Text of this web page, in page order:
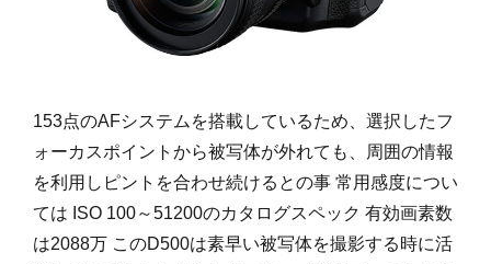
153点のAFシステムを搭載しているため、選択したフ
ォーカスポイントから被写体が外れても、周囲の情報
を利用しピントを合わせ続けるとの事 常用感度につい
ては ISO 100～51200のカタログスペック 有効画素数
は2088万 このD500は素早い被写体を撮影する時に活